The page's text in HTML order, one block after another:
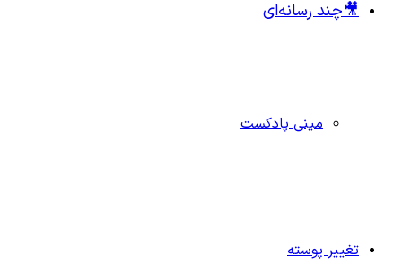
🎥چند رسانه‌ای
مینی پادکست
تغییر پوسته